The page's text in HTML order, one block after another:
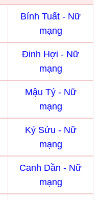
Bính Tuất - Nữ
mạng
Đinh Hợi - Nữ
mạng
Mậu Tý - Nữ
mạng
Kỷ Sửu - Nữ
mạng
Canh Dần - Nữ
mạng